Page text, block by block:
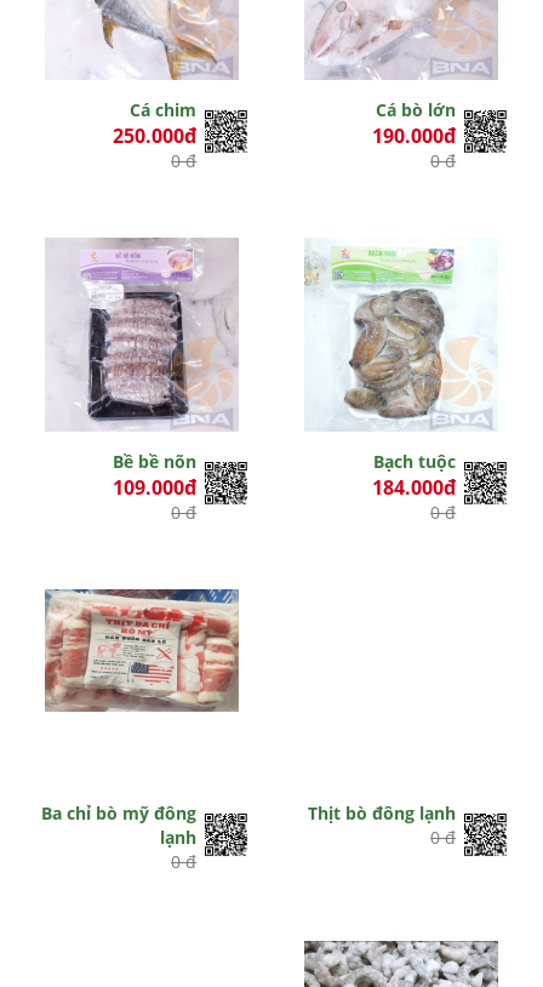
Cá chim
250.000đ
0 đ
Cá bò lớn
190.000đ
0 đ
Bề bề nõn
109.000đ
0 đ
Bạch tuộc
184.000đ
0 đ
Ba chỉ bò mỹ đông
lạnh
0 đ
Thịt bò đông lạnh
0 đ